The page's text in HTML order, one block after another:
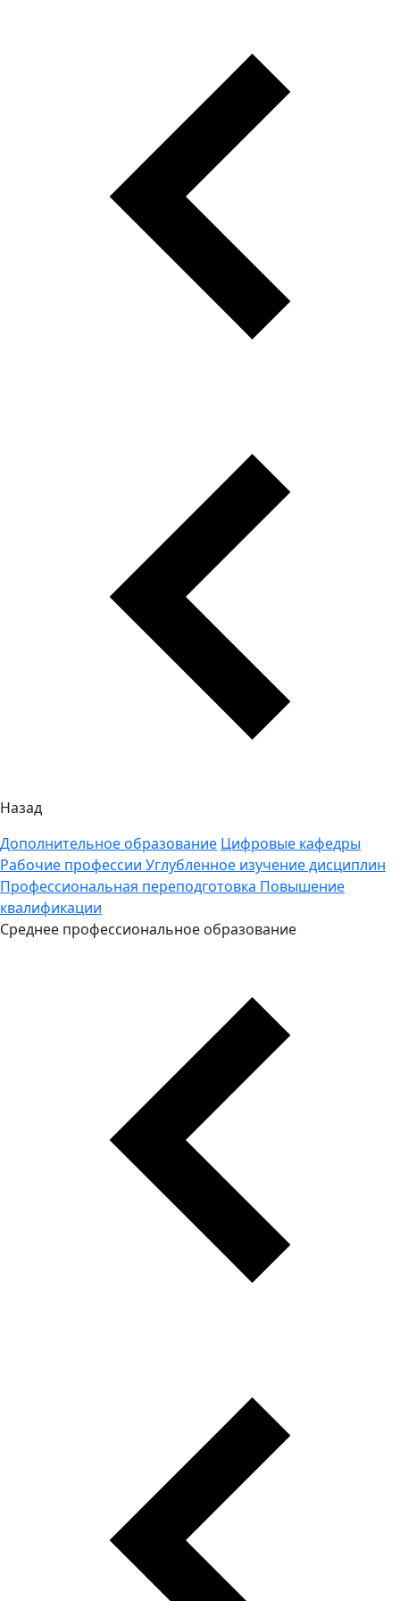
Назад
Дополнительное образование Цифровые кафедры
Рабочие профессии Углубленное изучение дисциплин
Профессиональная переподготовка Повышение
квалификации
Среднее профессиональное образование